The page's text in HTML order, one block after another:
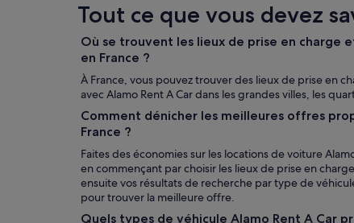
Tout ce que vous devez
Où se trouvent les lieux de prise en charge
en France ?
À France, vous pouvez trouver des lieux de prise en
avec Alamo Rent A Car dans les grandes villes, les
Comment dénicher les meilleures offres
France ?
Faites des économies sur les locations de voiture
en commençant par choisir les lieux de prise en
ensuite vos résultats de recherche par type de
pour trouver la meilleure offre.
Quels types de véhicule Alamo Rent A Car